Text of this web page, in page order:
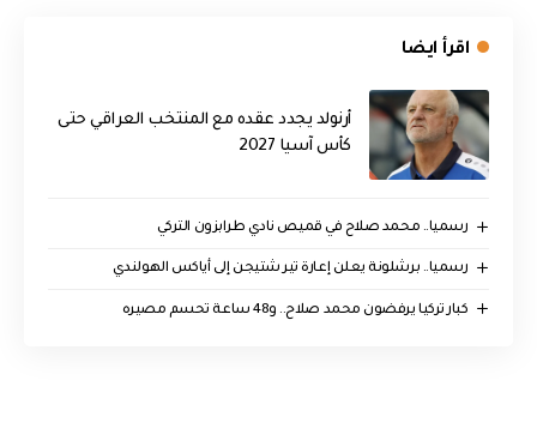
اقرأ ايضا
أرنولد يجدد عقده مع المنتخب العراقي حتى
كأس آسيا 2027
رسميا.. محمد صلاح في قميص نادي طرابزون التركي
رسميا.. برشلونة يعلن إعارة تير شتيجن إلى أياكس الهولندي
كبار تركيا يرفضون محمد صلاح.. و48 ساعة تحسم مصيره